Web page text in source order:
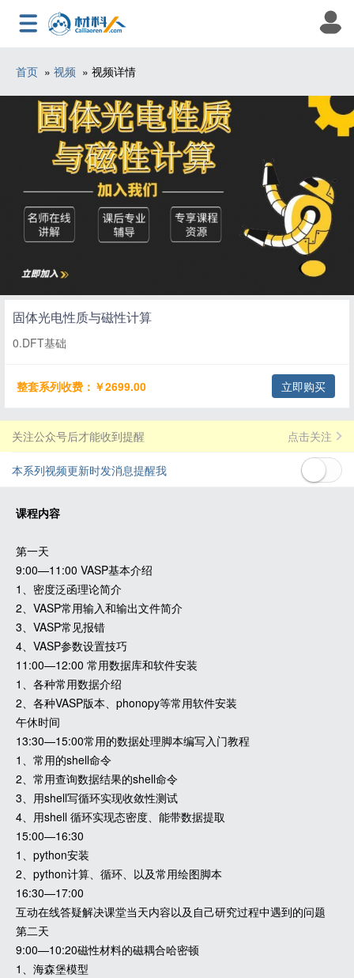
首页 » 视频 » 视频详情
固体光电性质与磁性计算
0.DFT基础
整套系列收费：￥2699.00 立即购买
关注公众号后才能收到提醒 点击关注
本系列视频更新时发消息提醒我
课程内容
第一天
9:00—11:00 VASP基本介绍
1、密度泛函理论简介
2、VASP常用输入和输出文件简介
3、VASP常见报错
4、VASP参数设置技巧
11:00—12:00 常用数据库和软件安装
1、各种常用数据介绍
2、各种VASP版本、phonopy等常用软件安装
午休时间
13:30—15:00常用的数据处理脚本编写入门教程
1、常用的shell命令
2、常用查询数据结果的shell命令
3、用shell写循环实现收敛性测试
4、用shell 循环实现态密度、能带数据提取
15:00—16:30
1、python安装
2、python计算、循环、以及常用绘图脚本
16:30—17:00
互动在线答疑解决课堂当天内容以及自己研究过程中遇到的问题
第二天
9:00—10:20磁性材料的磁耦合哈密顿
1、海森堡模型